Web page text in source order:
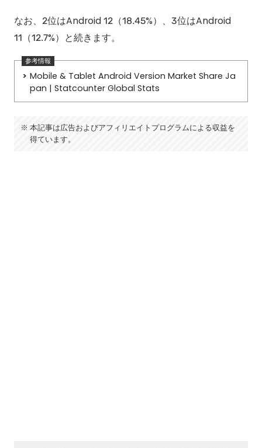
なお、2位はAndroid 12（18.45%）、3位はAndroid
11（12.7%）と続きます。
Mobile & Tablet Android Version Market Share Ja
pan | Statcounter Global Stats
本記事は広告およびアフィリエイトプログラムによる収益を
得ています。